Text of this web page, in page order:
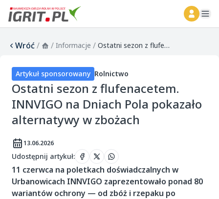
Wróć/ / Informacje / Ostatni sezon z flufenacetem. INNVIGO na Dniach Pola pokazało alternatywy w zbożach
Artykuł sponsorowany Rolnictwo
Ostatni sezon z flufenacetem.
INNVIGO na Dniach Pola pokazało
alternatywy w zbożach
13.06.2026
Udostępnij artykuł:
11 czerwca na poletkach doświadczalnych w
Urbanowicach INNVIGO zaprezentowało ponad 80
wariantów ochrony — od zbóż i rzepaku po